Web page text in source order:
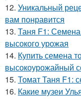
12. Уникальный
вам понравится
13. Таня F1:
высокого урожая
14. Купить семена
высокоурожайный
15. Томат Таня F1:
16. Какие музеи